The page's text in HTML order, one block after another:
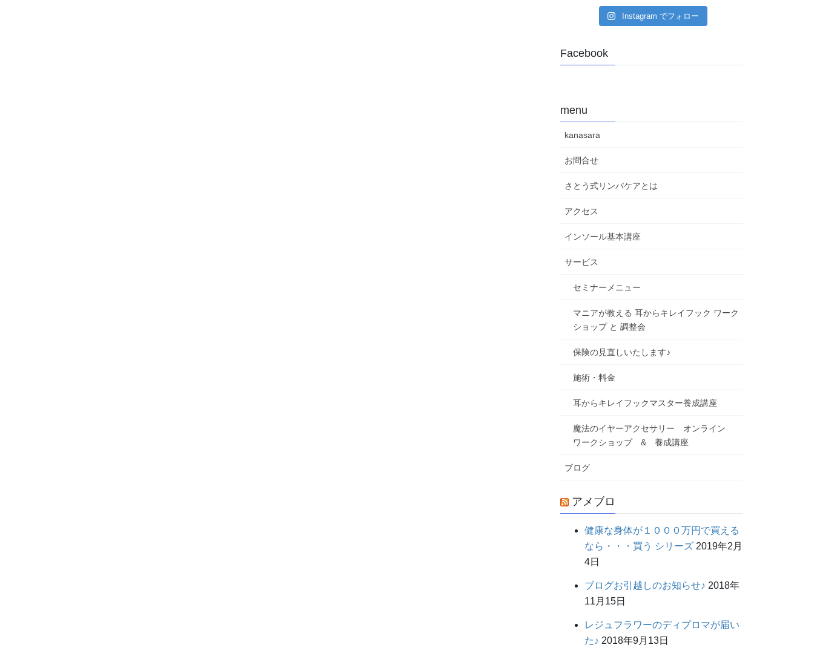
Instagram でフォロー
Facebook
menu
kanasara
お問合せ
さとう式リンパケアとは
アクセス
インソール基本講座
サービス
セミナーメニュー
マニアが教える 耳からキレイフック ワーク
ショップ と 調整会
保険の見直しいたします♪
施術・料金
耳からキレイフックマスター養成講座
魔法のイヤーアクセサリー オンライン
ワークショップ & 養成講座
ブログ
アメブロ
健康な身体が１０００万円で買える
なら・・・買う シリーズ 2019年2月
4日
ブログお引越しのお知らせ♪ 2018年
11月15日
レジュフラワーのディプロマが届い
た♪ 2018年9月13日